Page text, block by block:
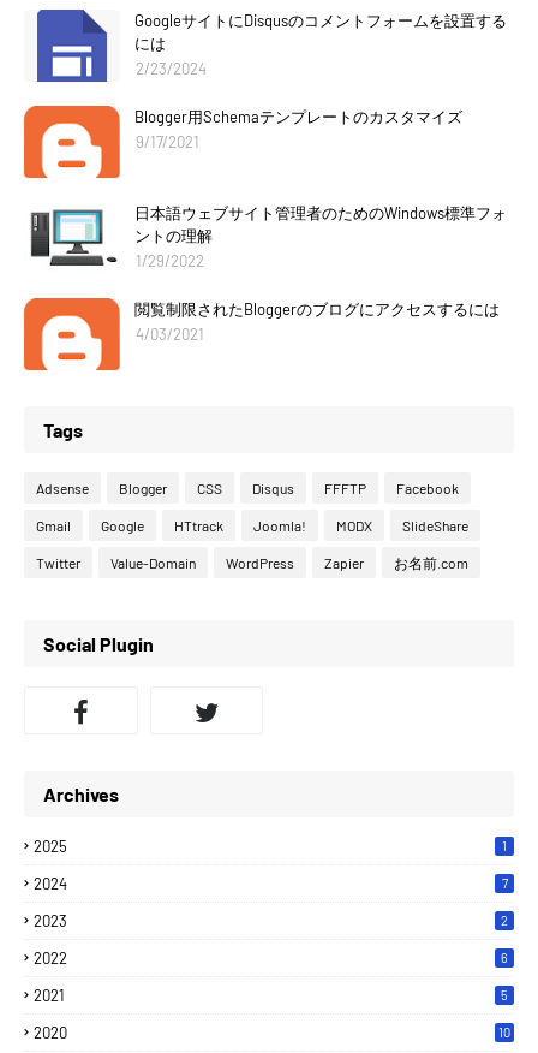
GoogleサイトにDisqusのコメントフォームを設置する
には
2/23/2024
Blogger用Schemaテンプレートのカスタマイズ
9/17/2021
日本語ウェブサイト管理者のためのWindows標準フォ
ントの理解
1/29/2022
閲覧制限されたBloggerのブログにアクセスするには
4/03/2021
Tags
Adsense Blogger CSS Disqus FFFTP Facebook
Gmail Google HTtrack Joomla! MODX SlideShare
Twitter Value-Domain WordPress Zapier お名前.com
Social Plugin
Archives
2025 1
2024 7
2023 2
2022 6
2021 5
2020 10